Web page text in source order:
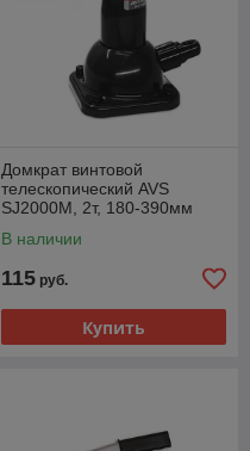
Домкрат винтовой
телескопический AVS
SJ2000M, 2т, 180-390мм
В наличии
115 руб.
Купить